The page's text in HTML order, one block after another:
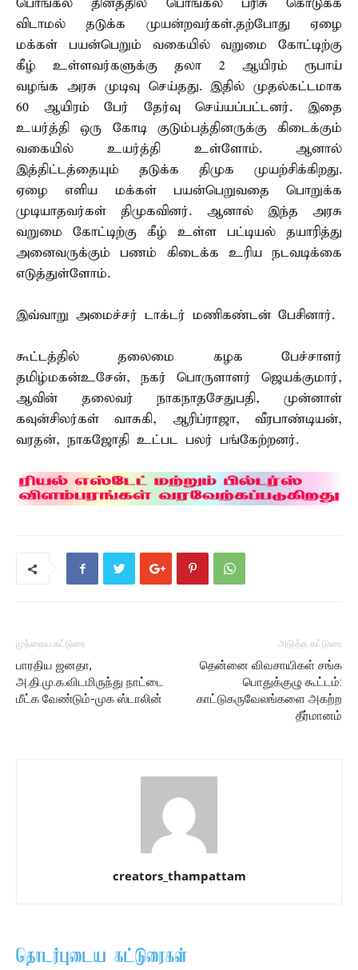
பொங்கல் தினத்தில் பொங்கல் பரிசு கொடுக்க
விடாமல் தடுக்க முயன்றவர்கள்.தற்போது ஏழை
மக்கள் பயன்பெறும் வகையில் வறுமை கோட்டிற்கு
கீழ் உள்ளவர்களுக்கு தலா 2 ஆயிரம் ரூபாய்
வழங்க அரசு முடிவு செய்தது. இதில் முதல்கட்டமாக
60 ஆயிரம் பேர் தேர்வு செய்யப்பட்டனர். இதை
உயர்த்தி ஒரு கோடி குடும்பத்தினருக்கு கிடைக்கும்
வகையில் உயர்த்தி உள்ளோம். ஆனால்
இத்திட்டத்தையும் தடுக்க திமுக முயற்சிக்கிறது.
ஏழை எளிய மக்கள் பயன்பெறுவதை பொறுக்க
முடியாதவர்கள் திமுகவினர். ஆனால் இந்த அரசு
வறுமை கோட்டிற்கு கீழ் உள்ள பட்டியல் தயாரித்து
அனைவருக்கும் பணம் கிடைக்க உரிய நடவடிக்கை
எடுத்துள்ளோம்.
இவ்வாறு அமைச்சர் டாக்டர் மணிகண்டன் பேசினார்.
கூட்டத்தில் தலைமை கழக பேச்சாளர்
தமிழ்மகன்உசேன், நகர் பொருளாளர் ஜெயக்குமார்,
ஆவின் தலைவர் நாகநாதசேதுபதி, முன்னாள்
கவுன்சிலர்கள் வாசுகி, ஆரிப்ராஜா, வீரபாண்டியன்,
வரதன், நாகஜோதி உட்பட பலர் பங்கேற்றனர்.
முந்தைய கட்டுரை
பாரதிய ஜனதா,
அ.தி.மு.க.விடமிருந்து நாட்டை
மீட்க வேண்டும்-முக ஸ்டாலின்
அடுத்த கட்டுரை
தென்னை விவசாயிகள் சங்க
பொதுக்குழு கூட்டம்:
காட்டுகருவேலங்களை அகற்ற
தீர்மானம்
creators_thampattam
தொடர்புடைய கட்டுரைகள்